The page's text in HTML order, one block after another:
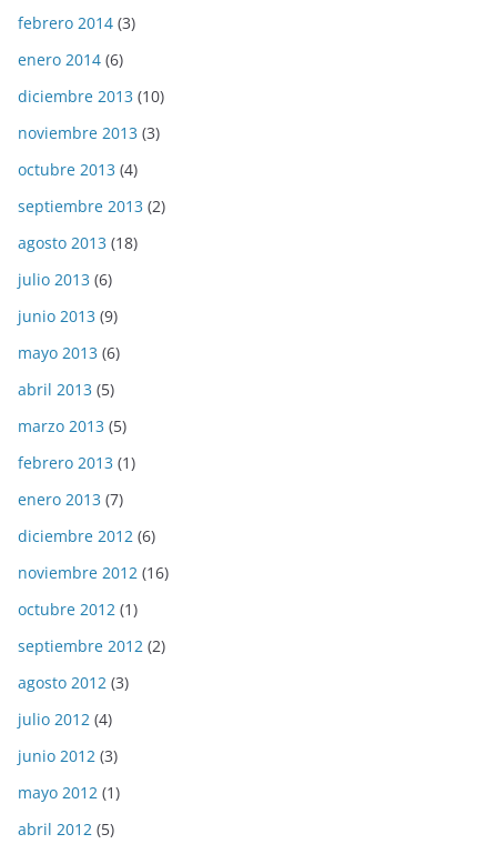
febrero 2014 (3)
enero 2014 (6)
diciembre 2013 (10)
noviembre 2013 (3)
octubre 2013 (4)
septiembre 2013 (2)
agosto 2013 (18)
julio 2013 (6)
junio 2013 (9)
mayo 2013 (6)
abril 2013 (5)
marzo 2013 (5)
febrero 2013 (1)
enero 2013 (7)
diciembre 2012 (6)
noviembre 2012 (16)
octubre 2012 (1)
septiembre 2012 (2)
agosto 2012 (3)
julio 2012 (4)
junio 2012 (3)
mayo 2012 (1)
abril 2012 (5)